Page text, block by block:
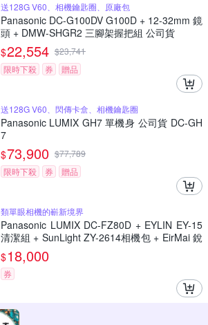
送128G V60、相機鑰匙圈、原廠包
Panasonic DC-G100DV G100D + 12-32mm 鏡
頭 + DMW-SHGR2 三腳架握把組 公司貨
$22,554 $23,741
限時下殺
券 贈品
送128G V60、閃傳卡盒、相機鑰匙圈
Panasonic LUMIX GH7 單機身 公司貨 DC-GH
7
$73,900 $77,789
限時下殺
券 贈品
類單眼相機的嶄新境界
Panasonic LUMIX DC-FZ80D + EYLIN EY-15
清潔組 + SunLight ZY-2614相機包 + EirMai 銳
瑪 HD-100C電子除濕卡 FZ80D (公司貨)
$18,000
券